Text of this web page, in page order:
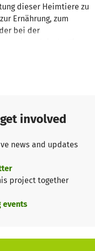
dieser Heimtiere zu
Ernährung, zum
bei der
Bedürfnisse der
mit Rat und Tat zur
Auffangstation für
einfach nicht mehr
alte,
auf, die ihren
involved
news and updates
project together
events